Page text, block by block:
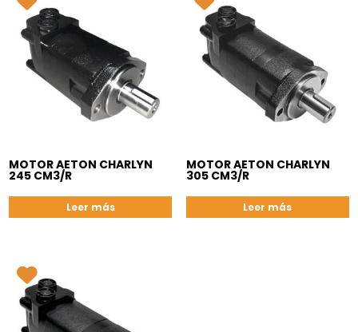
MOTOR AETON CHARLYN
245 CM3/R
Leer más
MOTOR AETON CHARLYN
305 CM3/R
Leer más